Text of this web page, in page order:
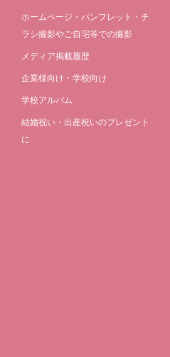
ホームページ・パンフレット・チ
ラシ撮影やご自宅等での撮影
メディア掲載履歴
企業様向け・学校向け
学校アルバム
結婚祝い・出産祝いのプレゼント
に